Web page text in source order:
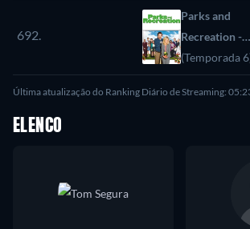
692.
Parks and
Recreation -
Confusões de
(Temporada
Última atualização do Ranking Diário de Streaming:
ELENCO